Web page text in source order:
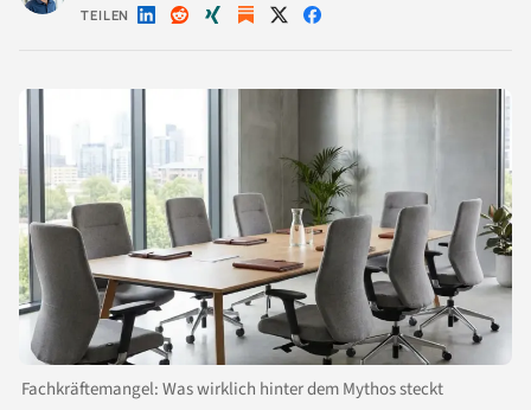
TEILEN Auf Auf Auf Auf Auf
Fachkräftemangel: Was wirklich hinter dem Mythos steckt